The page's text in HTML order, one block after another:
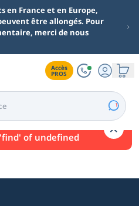
en France et en Europe,
être allongés. Pour
merci de nous
Accès
PROS
of undefined